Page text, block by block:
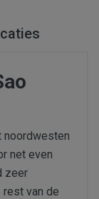
noordwesten
net even
zeer
rest van de